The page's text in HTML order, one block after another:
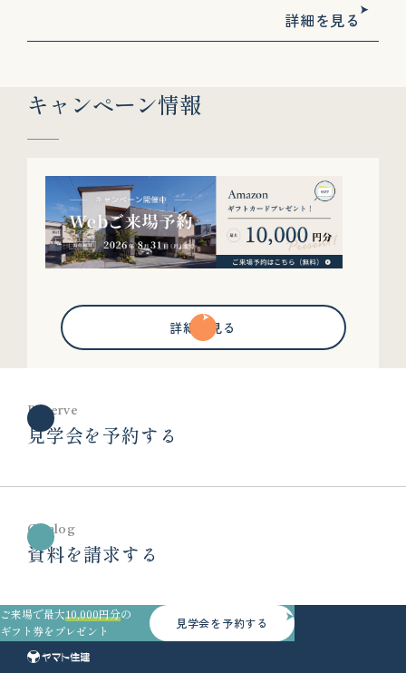
詳細を見る
キャンペーン情報
詳細を見る
Reserve
見学会を予約する
Catalog
資料を請求する
ご来場で最大10,000円分の
ギフト券をプレゼント
見学会を予約する